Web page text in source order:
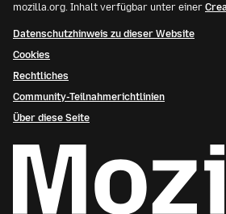
mozilla.org. Inhalt verfügbar unter einer
Datenschutzhinweis zu dieser Website
Cookies
Rechtliches
Community-Teilnahmerichtlinien
Über diese Seite